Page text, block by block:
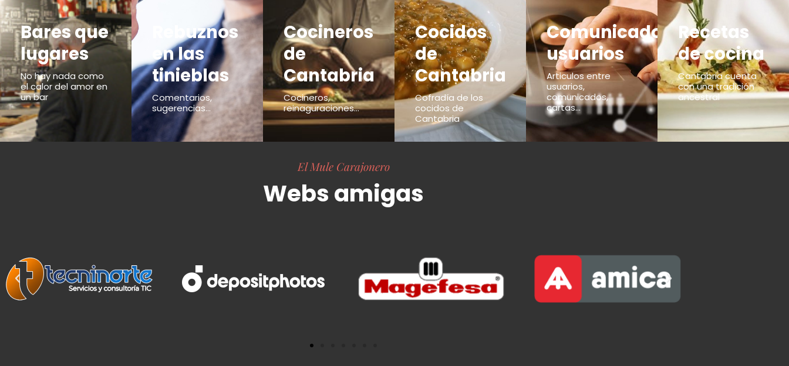
Bares que
lugares
No hay nada como
el calor del amor en
un bar
Rebuznos
en las
tinieblas
Comentarios,
sugerencias...
Cocineros
de
Cantabria
Cocineros,
reinaguraciones...
Cocidos
de
Cantabria
Cofradía de los
cocidos de
Cantabria
Comunicados
usuarios
Articulos entre
usuarios,
comunicados,
cartas...
Recetas
de cocina
Cantabria cuenta
con una tradición
ancestral
El Mule Carajonero
Webs amigas